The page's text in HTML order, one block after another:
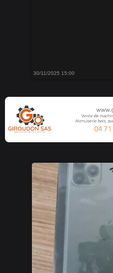
30/11/2025 15:00